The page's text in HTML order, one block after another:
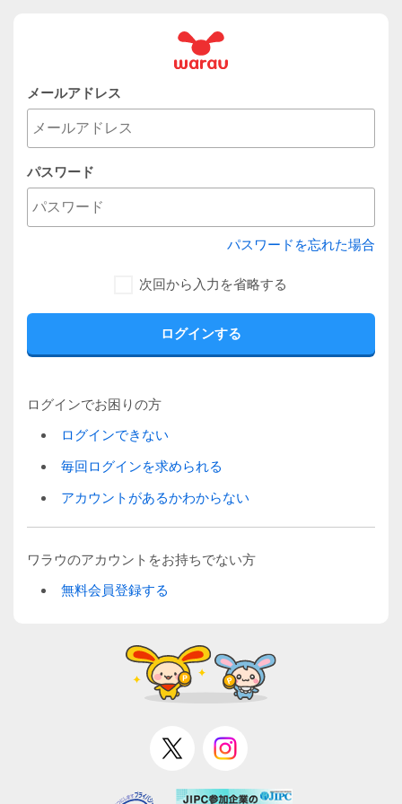
メールアドレス
パスワード
パスワードを忘れた場合
次回から入力を省略する
ログインでお困りの方
ログインできない
毎回ログインを求められる
アカウントがあるかわからない
ワラウのアカウントをお持ちでない方
無料会員登録する